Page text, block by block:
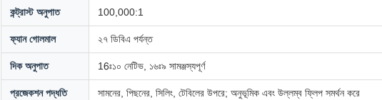
কন্ট্রাস্ট অনুপাত 100,000:1
ফ্যান গোলমাল ২৭ ডিবিএ পর্যন্ত
দিক অনুপাত 16ঃ১০ নেটিভ, ১৬ঃ৯ সামঞ্জস্যপূর্ণ
প্রজেকশন পদ্ধতি সামনের, পিছনের, সিলিং, টেবিলের উপরে; অনুভূমিক এবং উল্লম্ব ফ্লিপ সমর্থন করে